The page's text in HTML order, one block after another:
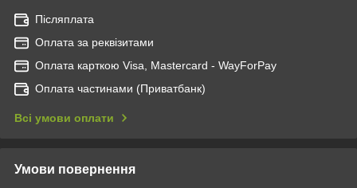
Післяплата
Оплата за реквізитами
Оплата карткою Visa, Mastercard - WayForPay
Оплата частинами (Приватбанк)
Всі умови оплати
Умови повернення